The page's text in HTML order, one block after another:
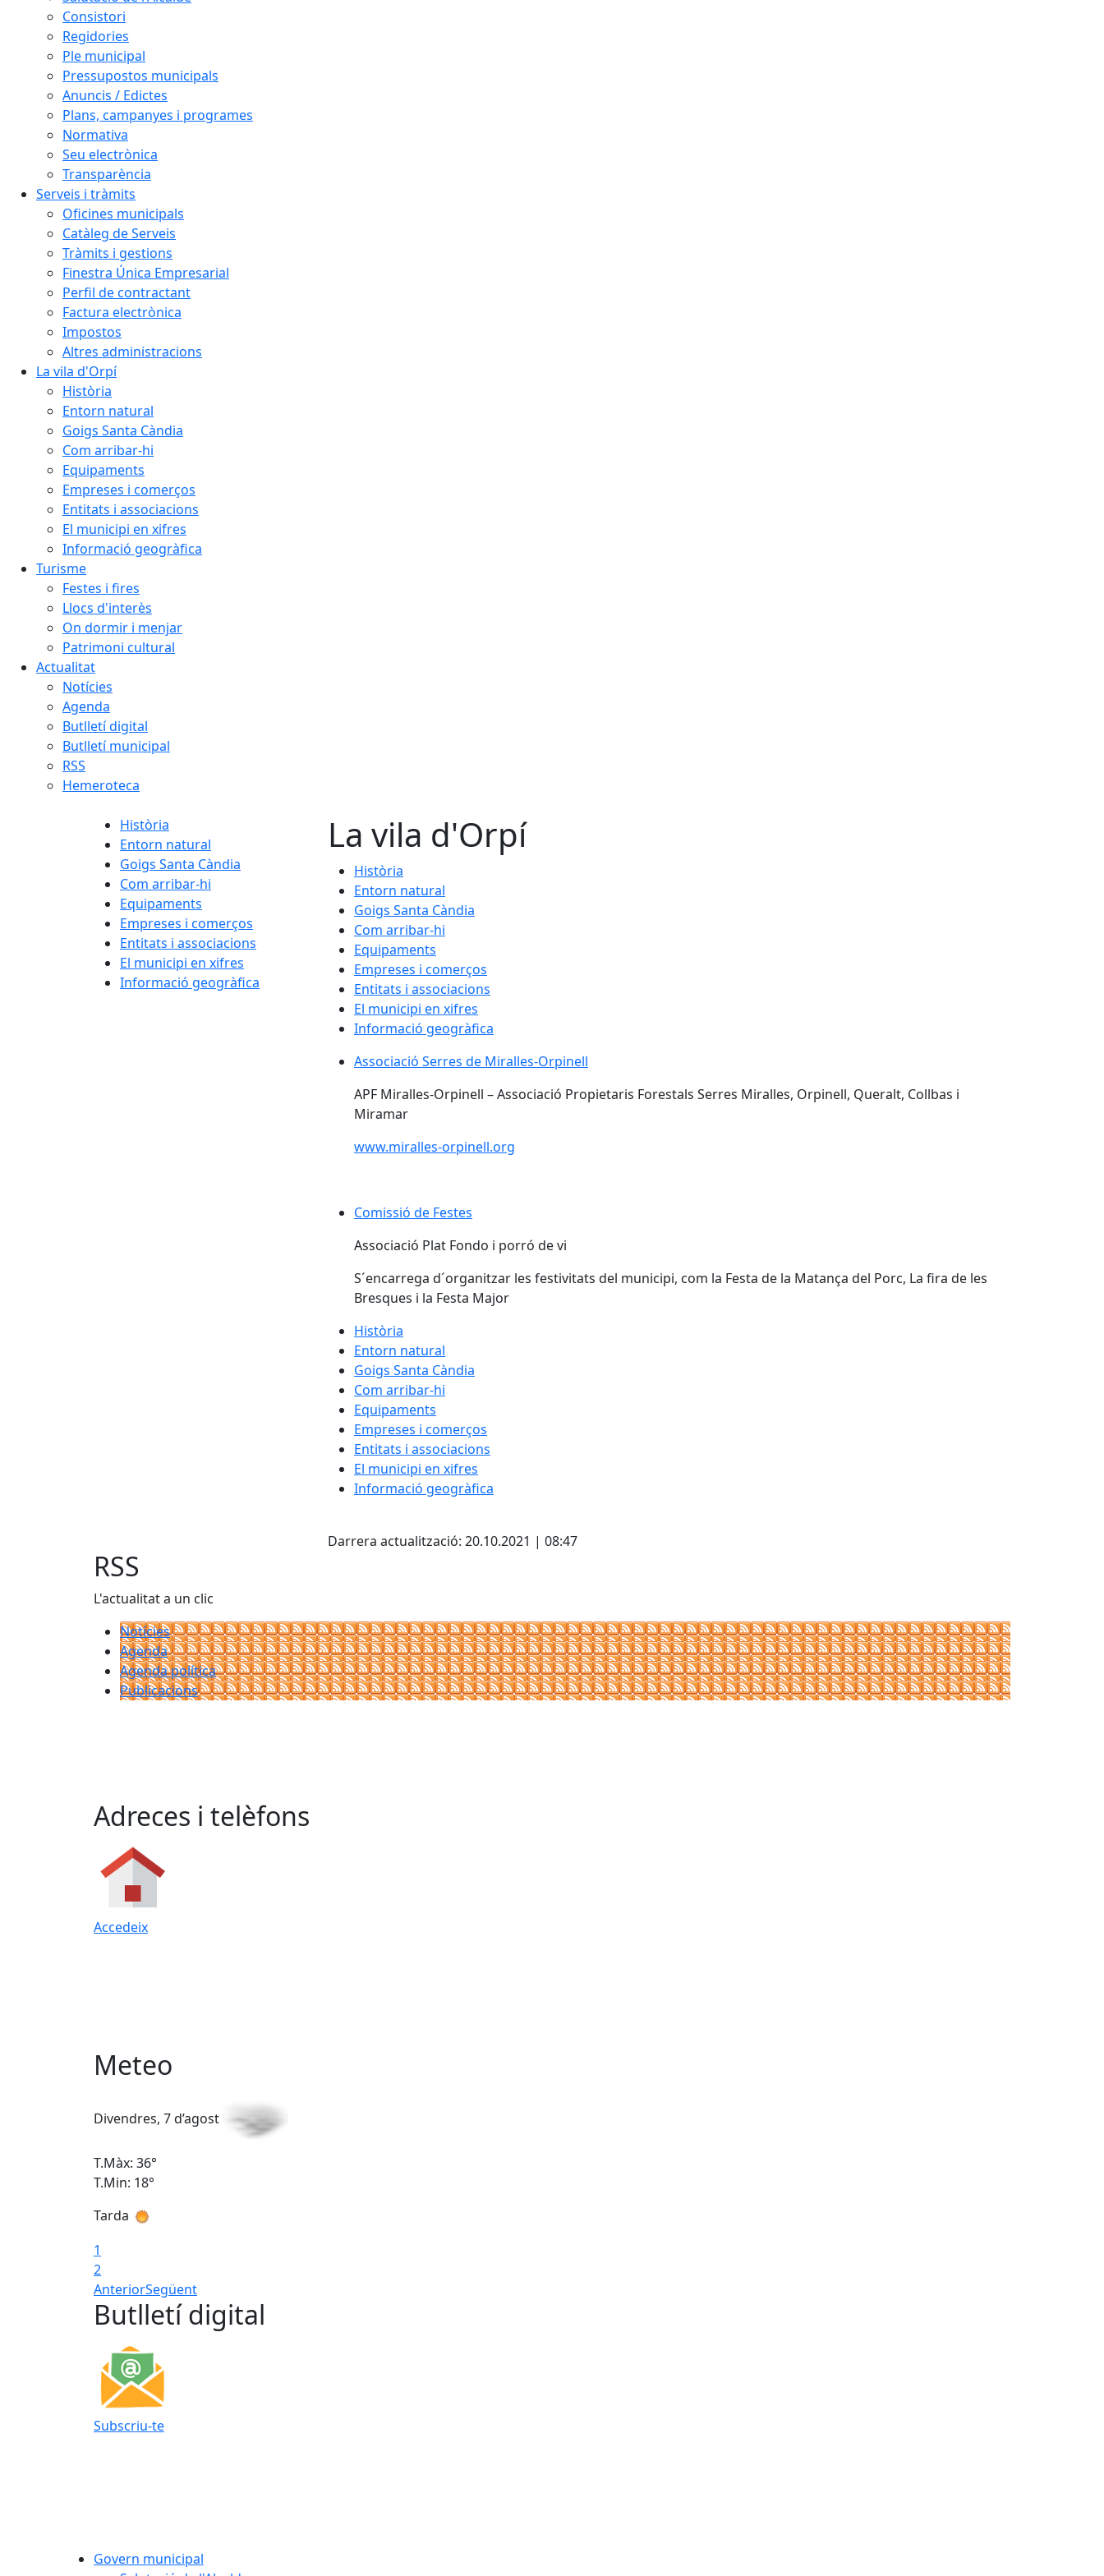
Consistori
Regidories
Ple municipal
Pressupostos municipals
Anuncis / Edictes
Plans, campanyes i programes
Normativa
Seu electrònica
Transparència
Serveis i tràmits
Oficines municipals
Catàleg de Serveis
Tràmits i gestions
Finestra Única Empresarial
Perfil de contractant
Factura electrònica
Impostos
Altres administracions
La vila d'Orpí
Història
Entorn natural
Goigs Santa Càndia
Com arribar-hi
Equipaments
Empreses i comerços
Entitats i associacions
El municipi en xifres
Informació geogràfica
Turisme
Festes i fires
Llocs d'interès
On dormir i menjar
Patrimoni cultural
Actualitat
Notícies
Agenda
Butlletí digital
Butlletí municipal
RSS
Hemeroteca
Història
Entorn natural
Goigs Santa Càndia
Com arribar-hi
Equipaments
Empreses i comerços
Entitats i associacions
El municipi en xifres
Informació geogràfica
La vila d'Orpí
Història
Entorn natural
Goigs Santa Càndia
Com arribar-hi
Equipaments
Empreses i comerços
Entitats i associacions
El municipi en xifres
Informació geogràfica
Associació Serres de Miralles-Orpinell
APF Miralles-Orpinell – Associació Propietaris Forestals Serres Miralles, Orpinell, Queralt, Collbas i
Miramar
www.miralles-orpinell.org
Comissió de Festes
Associació Plat Fondo i porró de vi
S´encarrega d´organitzar les festivitats del municipi, com la Festa de la Matança del Porc, La fira de les
Bresques i la Festa Major
Història
Entorn natural
Goigs Santa Càndia
Com arribar-hi
Equipaments
Empreses i comerços
Entitats i associacions
El municipi en xifres
Informació geogràfica
Darrera actualització: 20.10.2021 | 08:47
RSS
L'actualitat a un clic
Notícies
Agenda
Agenda política
Publicacions
Adreces i telèfons
Accedeix
Meteo
Divendres, 7 d’agost
T.Màx: 36°
T.Min: 18°
Tarda
1
2
AnteriorSegüent
Butlletí digital
Subscriu-te
Govern municipal